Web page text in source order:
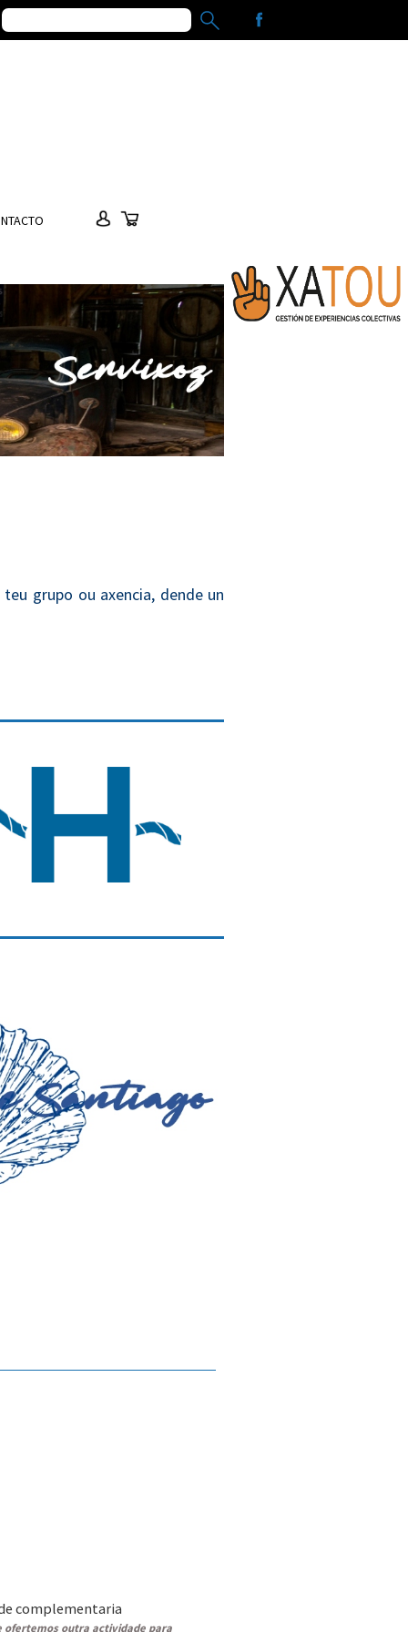
grupo ou axencia, dende un
complementaria
ofertemos outra actividade para